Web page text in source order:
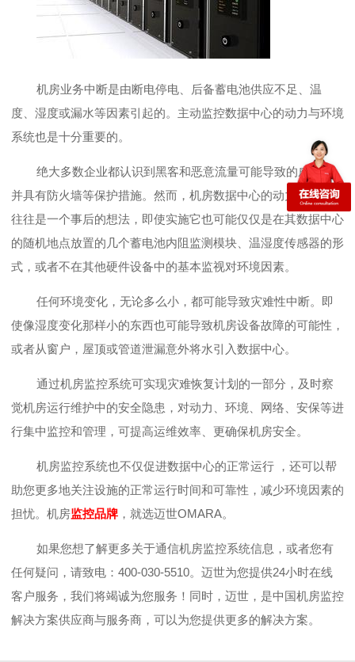
机房业务中断是由断电停电、后备蓄电池供应不足、温
度、湿度或漏水等因素引起的。主动监控数据中心的动力与环境
系统也是十分重要的。
绝大多数企业都认识到黑客和恶意流量可能导致的威胁，
并具有防火墙等保护措施。然而，机房数据中心的动力环境监测
往往是一个事后的想法，即使实施它也可能仅仅是在其数据中心
的随机地点放置的几个蓄电池内阻监测模块、温湿度传感器的形
式，或者不在其他硬件设备中的基本监视对环境因素。
任何环境变化，无论多么小，都可能导致灾难性中断。即
使像湿度变化那样小的东西也可能导致机房设备故障的可能性，
或者从窗户，屋顶或管道泄漏意外将水引入数据中心。
通过机房监控系统可实现灾难恢复计划的一部分，及时察
觉机房运行维护中的安全隐患，对动力、环境、网络、安保等进
行集中监控和管理，可提高运维效率、更确保机房安全。
机房监控系统也不仅促进数据中心的正常运行 ，还可以帮
助您更多地关注设施的正常运行时间和可靠性，减少环境因素的
担忧。机房监控品牌 ，就选迈世OMARA。
如果您想了解更多关于通信机房监控系统信息，或者您有
任何疑问，请致电： 400-030-5510。迈世为您提供24小时在线
客户服务，我们将竭诚为您服务！同时，迈世，是中国机房监控
解决方案供应商与服务商，可以为您提供更多的解决方案。